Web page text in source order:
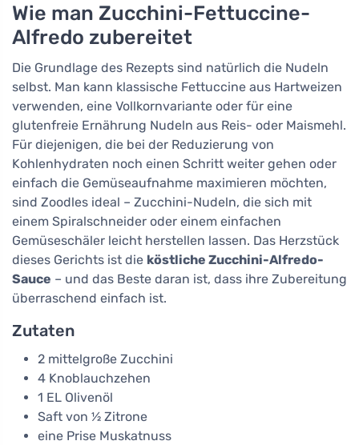
Wie man Zucchini-Fettuccine-
Alfredo zubereitet
Die Grundlage des Rezepts sind natürlich die Nudeln
selbst. Man kann klassische Fettuccine aus Hartweizen
verwenden, eine Vollkornvariante oder für eine
glutenfreie Ernährung Nudeln aus Reis- oder Maismehl.
Für diejenigen, die bei der Reduzierung von
Kohlenhydraten noch einen Schritt weiter gehen oder
einfach die Gemüseaufnahme maximieren möchten,
sind Zoodles ideal – Zucchini-Nudeln, die sich mit
einem Spiralschneider oder einem einfachen
Gemüseschäler leicht herstellen lassen. Das Herzstück
dieses Gerichts ist die köstliche Zucchini-Alfredo-
Sauce – und das Beste daran ist, dass ihre Zubereitung
überraschend einfach ist.
Zutaten
2 mittelgroße Zucchini
4 Knoblauchzehen
1 EL Olivenöl
Saft von ½ Zitrone
eine Prise Muskatnuss